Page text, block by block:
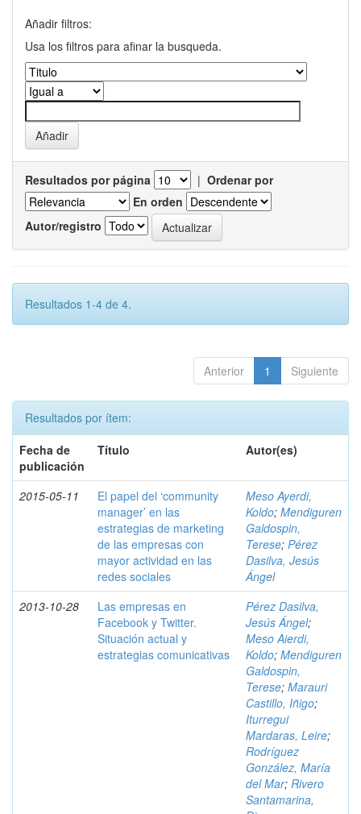
Añadir filtros:
Usa los filtros para afinar la busqueda.
Resultados por página | Ordenar por
En orden
Autor/registro
Resultados 1-4 de 4.
Anterior 1 Siguiente
Resultados por ítem:
Fecha de
publicación
Título Autor(es)
2015-05-11
El papel del ‘community
manager’ en las
estrategias de marketing
de las empresas con
mayor actividad en las
redes sociales
Meso Ayerdi,
Koldo; Mendiguren
Galdospin,
Terese; Pérez
Dasilva, Jesús
Ángel
2013-10-28
Las empresas en
Facebook y Twitter.
Situación actual y
estrategias comunicativas
Pérez Dasilva,
Jesús Ángel;
Meso Aierdi,
Koldo; Mendiguren
Galdospin,
Terese; Marauri
Castillo, Iñigo;
Iturregui
Mardaras, Leire;
Rodríguez
González, María
del Mar; Rivero
Santamarina,